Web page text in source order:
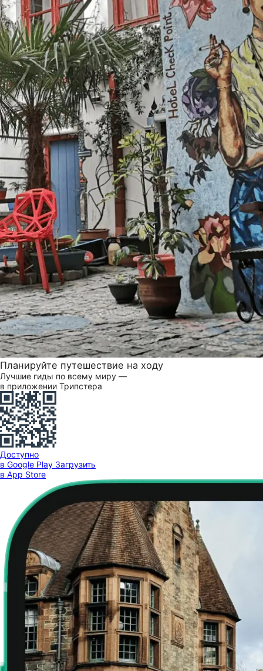
Планируйте путешествие на ходу
Лучшие гиды по всему миру —
в приложении Трипстера
Доступно
в Google Play Загрузить
в App Store